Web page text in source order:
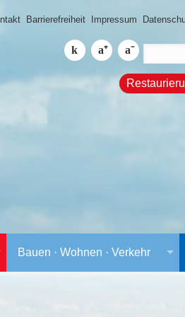
Barrierefreiheit Impressum
Bauen · Wohnen · Verkehr